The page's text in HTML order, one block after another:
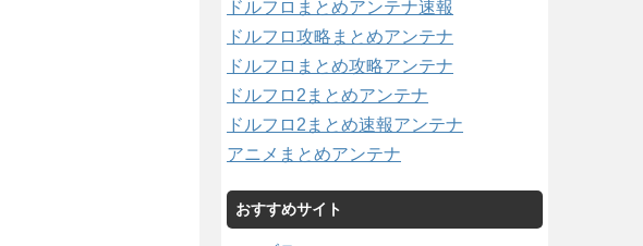
ドルフロまとめアンテナ速報
ドルフロ攻略まとめアンテナ
ドルフロまとめ攻略アンテナ
ドルフロ2まとめアンテナ
ドルフロ2まとめ速報アンテナ
アニメまとめアンテナ
おすすめサイト